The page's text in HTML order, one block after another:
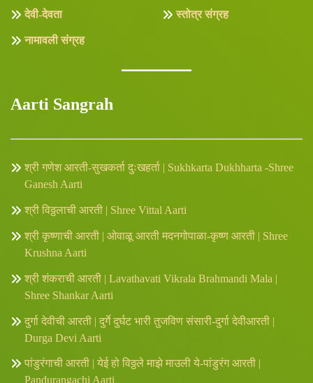
देवी-देवता
नामावली संग्रह
स्तोत्र संग्रह
Aarti Sangrah
श्री गणेश आरती-सुखकर्ता दुःखहर्ता | Sukhkarta Dukhharta -Shree
Ganesh Aarti
श्री विठ्ठलाची आरती | Shree Vittal Aarti
श्री कृष्णाची आरती | ओवाळू आरती मदनगोपाळा-कृष्ण आरती | Shree
Krushna Aarti
श्री शंकराची आरती | Lavathavati Vikrala Brahmandi Mala |
Shree Shankar Aarti
दुर्गा देवीची आरती | दुर्गे दुर्घट भारी तुजविण संसारी-दुर्गा देवीआरती |
Durga Devi Aarti
पांडुरंगाची आरती | येई हो विठ्ठले माझे माउली ये-पांडुरंग आरती |
Pandurangachi Aarti